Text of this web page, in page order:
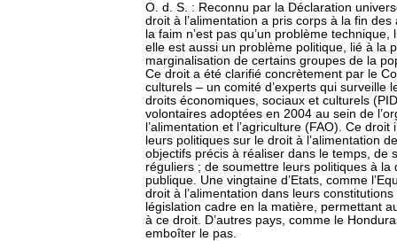
O. d. S. : Reconnu par la Déclaration
droit à l’alimentation a pris corps à la fin
la faim n’est pas qu’un problème
elle est aussi un problème politique, lié à la
marginalisation de certains groupes de la
Ce droit a été clarifié concrètement par le
culturels – un comité d’experts qui surveille
droits économiques, sociaux et culturels
volontaires adoptées en 2004 au sein de
l’alimentation et l’agriculture (FAO). Ce
leurs politiques sur le droit à l’alimentation
objectifs précis à réaliser dans le temps, de
réguliers ; de soumettre leurs politiques à la
publique. Une vingtaine d’Etats, comme
droit à l’alimentation dans leurs
législation cadre en la matière, permettant
à ce droit. D’autres pays, comme le
emboîter le pas.